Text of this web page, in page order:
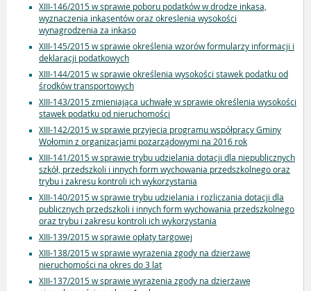
XIII-146/2015 w sprawie poboru podatków w drodze inkasa,
wyznaczenia inkasentów oraz okreslenia wysokości
wynagrodzenia za inkaso
XIII-145/2015 w sprawie określenia wzorów formularzy informacji i
deklaracji podatkowych
XIII-144/2015 w sprawie określenia wysokości stawek podatku od
środków transportowych
XIII-143/2015 zmieniająca uchwałę w sprawie określenia wysokości
stawek podatku od nieruchomości
XIII-142/2015 w sprawie przyjecia programu współpracy Gminy
Wołomin z organizacjami pozarządowymi na 2016 rok
XIII-141/2015 w sprawie trybu udzielania dotacji dla niepublicznych
szkół, przedszkoli i innych form wychowania przedszkolnego oraz
trybu i zakresu kontroli ich wykorzystania
XIII-140/2015 w sprawie trybu udzielania i rozliczania dotacji dla
publicznych przedszkoli i innych form wychowania przedszkolnego
oraz trybu i zakresu kontroli ich wykorzystania
XIII-139/2015 w sprawie opłaty targowej
XIII-138/2015 w sprawie wyrażenia zgody na dzierżawę
nieruchomości na okres do 3 lat
XIII-137/2015 w sprawie wyrażenia zgody na dzierżawę